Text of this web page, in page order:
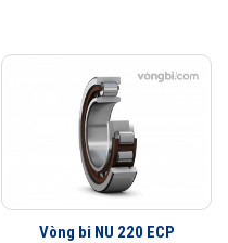
Vòng bi NU 220 ECP